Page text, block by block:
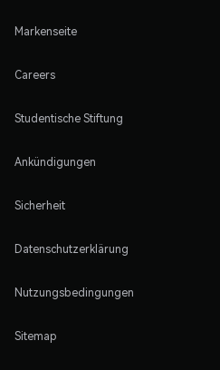
Markenseite
Careers
Studentische Stiftung
Ankündigungen
Sicherheit
Datenschutzerklärung
Nutzungsbedingungen
Sitemap